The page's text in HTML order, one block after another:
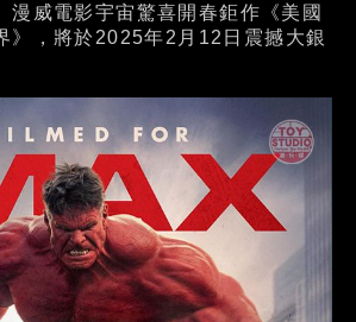
漫威電影宇宙驚喜開春鉅作《美國
》，將於2025年2月12日震撼大銀